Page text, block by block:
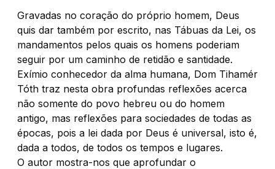
Gravadas no coração do próprio homem, Deus
quis dar também por escrito, nas Tábuas da Lei, os
mandamentos pelos quais os homens poderiam
seguir por um caminho de retidão e santidade.
Exímio conhecedor da alma humana, Dom Tihamér
Tóth traz nesta obra profundas reflexões acerca
não somente do povo hebreu ou do homem
antigo, mas reflexões para sociedades de todas as
épocas, pois a lei dada por Deus é universal, isto é,
dada a todos, de todos os tempos e lugares.
O autor mostra-nos que aprofundar o